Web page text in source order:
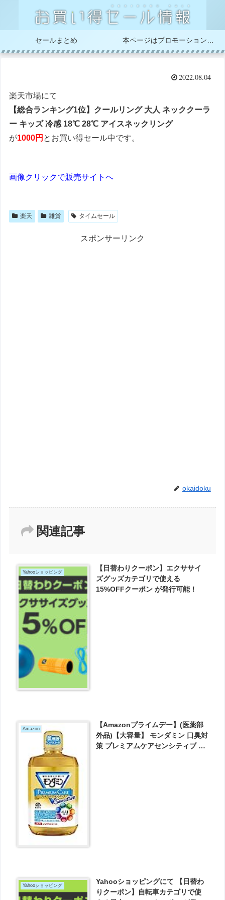
セールまとめ
2022.08.04
楽天市場にて
【総合ランキング1位】クールリング 大人 ネッククーラ
ー キッズ 冷感 18℃ 28℃ アイスネックリング
が1000円 とお買い得セール中です。
画像クリックで販売サイトへ
楽天 雑貨 タイムセール
スポンサーリンク
okaidoku
関連記事
Yahooショッピング
【日替わりクーポン】エクササイ
ズグッズカテゴリで使える
15%OFFクーポン が発行可能！
Amazon
【Amazonプライムデー】(医薬部
外品)【大容量】 モンダミン 口臭対
策 プレミアムケアセンシティブ マ
Yahooショッピング
Yahooショッピングにて 【日替わ
りクーポン】自転車カテゴリで使